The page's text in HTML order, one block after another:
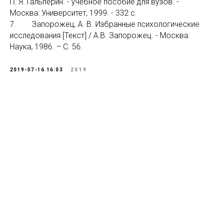
Москва: Университет, 1999. - 332 с.
7. Запорожец, А. В. Избранные психологические
исследования [Текст] / А.В. Запорожец. - Москва:
Наука, 1986. – С. 56.
2019-07-16 16:03 2019